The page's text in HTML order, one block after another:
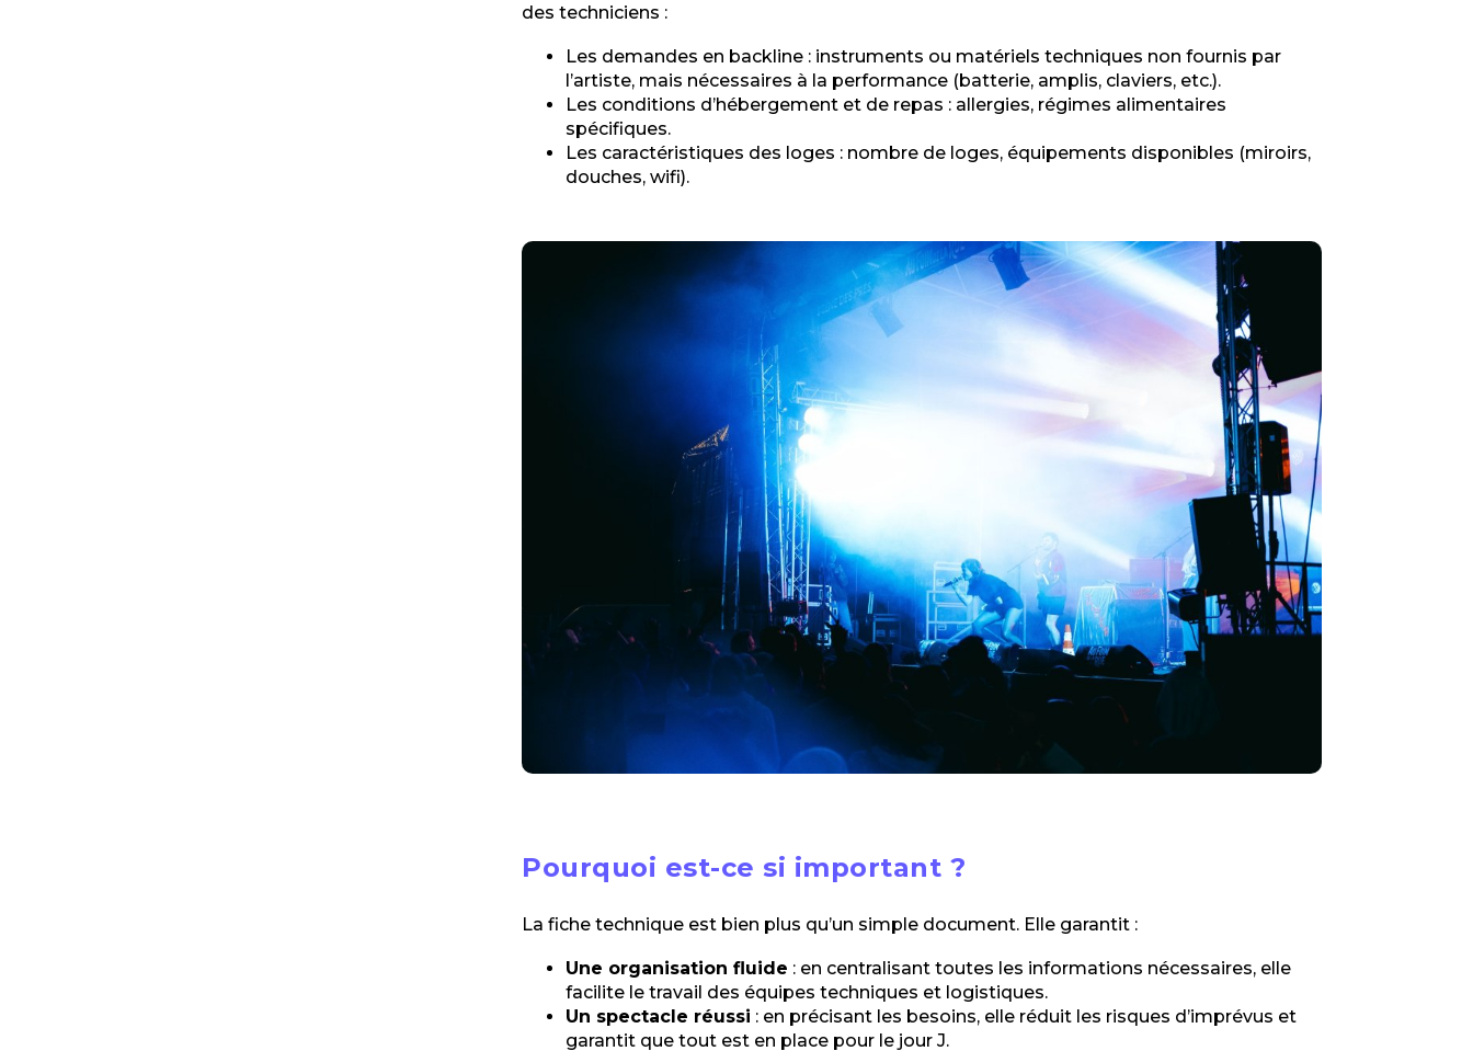
des techniciens :
Les demandes en backline : instruments ou matériels techniques non fournis par
l’artiste, mais nécessaires à la performance (batterie, amplis, claviers, etc.).
Les conditions d’hébergement et de repas : allergies, régimes alimentaires
spécifiques.
Les caractéristiques des loges : nombre de loges, équipements disponibles (miroirs,
douches, wifi).
Pourquoi est-ce si important ?
La fiche technique est bien plus qu’un simple document. Elle garantit :
Une organisation fluide : en centralisant toutes les informations nécessaires, elle
facilite le travail des équipes techniques et logistiques.
Un spectacle réussi : en précisant les besoins, elle réduit les risques d’imprévus et
garantit que tout est en place pour le jour J.